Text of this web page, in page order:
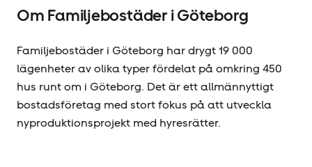
Om Familjebostäder i Göteborg
Familjebostäder i Göteborg har drygt 19 000
lägenheter av olika typer fördelat på omkring 450
hus runt om i Göteborg. Det är ett allmännyttigt
bostadsföretag med stort fokus på att utveckla
nyproduktionsprojekt med hyresrätter.